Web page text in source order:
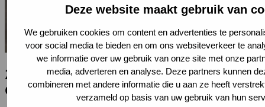
Deze website maakt gebruik van
We gebruiken cookies om content en advertenties te
voor social media te bieden en om ons websiteverkeer te
we informatie over uw gebruik van onze site met onze
media, adverteren en analyse. Deze partners kunnen
combineren met andere informatie die u aan ze heeft
verzameld op basis van uw gebruik van hun
Zorggarantieappartementen Maison
Gaspard de Coligny